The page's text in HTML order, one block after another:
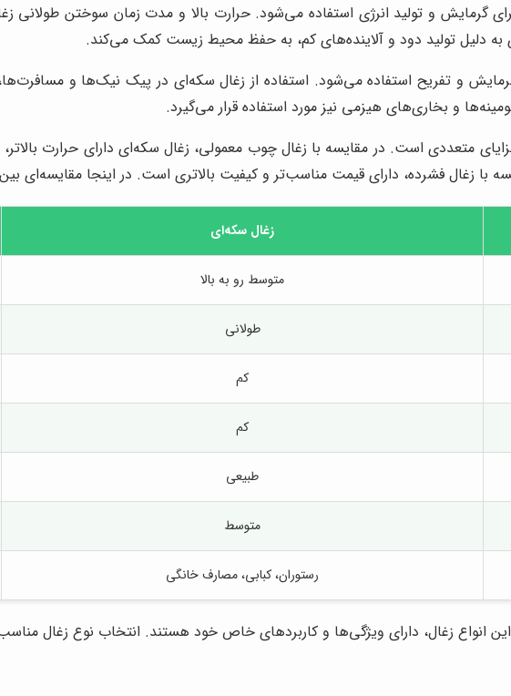
گرمایش و تولید انرژی استفاده می‌شود. حرارت بالا و مدت زمان سوختن طولانی
دلیل تولید دود و آلاینده‌های کم، به حفظ محیط زیست کمک می‌کند.
و تفریح استفاده می‌شود. استفاده از زغال سکه‌ای در پیک نیک‌ها و
و بخاری‌های هیزمی نیز مورد استفاده قرار می‌گیرد.
متعددی است. در مقایسه با زغال چوب معمولی، زغال سکه‌ای دارای حرارت
زغال فشرده، دارای قیمت مناسب‌تر و کیفیت بالاتری است. در اینجا مقایسه‌ای
زغال سکه‌ای
متوسط رو به بالا
طولانی
کم
کم
طبیعی
متوسط
رستوران، کبابی، مصارف خانگی
انواع زغال، دارای ویژگی‌ها و کاربردهای خاص خود هستند. انتخاب نوع زغال